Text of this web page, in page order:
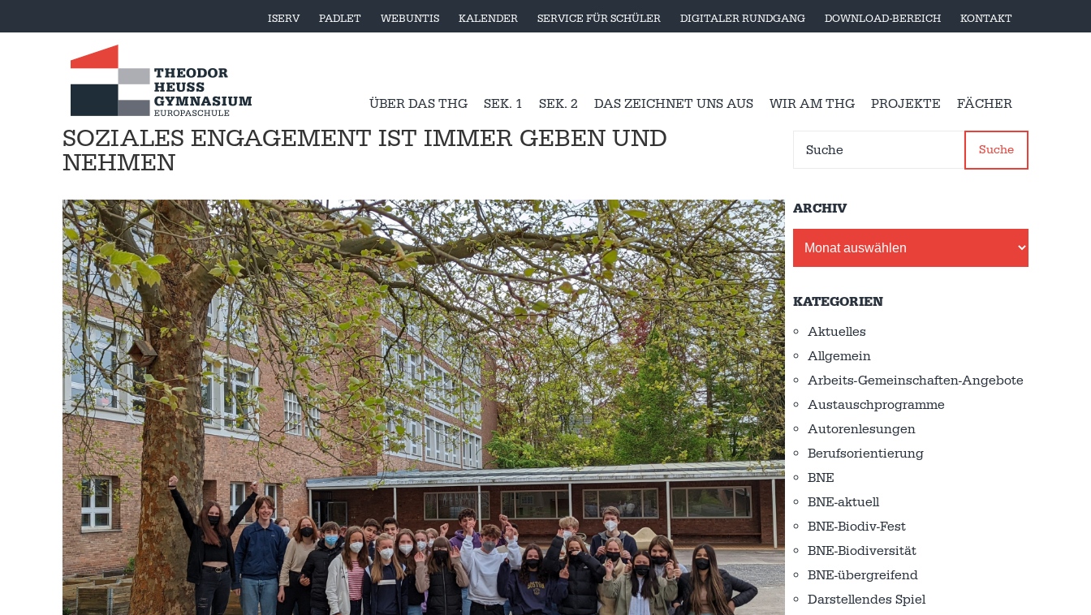
ISERV PADLET WEBUNTIS KALENDER SERVICE FÜR SCHÜLER DIGITALER RUNDGANG DOWNLOAD-BEREICH KONTAKT
ÜBER DAS THG SEK. 1 SEK. 2 DAS ZEICHNET UNS AUS WIR AM THG PROJEKTE FÄCHER
SOZIALES ENGAGEMENT IST IMMER GEBEN UND
NEHMEN Suche
ARCHIV
KATEGORIEN
Aktuelles
Allgemein
Arbeits-Gemeinschaften-Angebote
Austausch­programme
Autorenlesungen
Berufsorientierung
BNE
BNE-aktuell
BNE-Biodiv-Fest
BNE-Biodiversität
BNE-übergreifend
Darstellendes Spiel